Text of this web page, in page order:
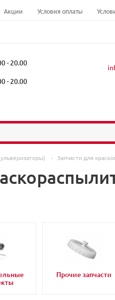
Акции Условия оплаты
- 20.00
- 20.00
- Запчасти для
Прочие запчасти